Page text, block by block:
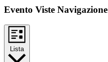
Evento Viste Navigazione
Lista